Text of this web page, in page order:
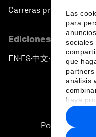
Las
para
sociales
que
análisis
haya
hecho
Carreras profesionales
Ediciones en otros
EN ▪ES▪中文▪ 日本語
Política de